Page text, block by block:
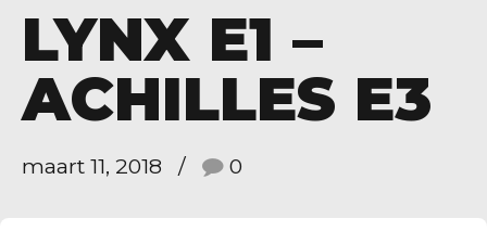
LYNX E1 –
ACHILLES E3
maart 11, 2018 0